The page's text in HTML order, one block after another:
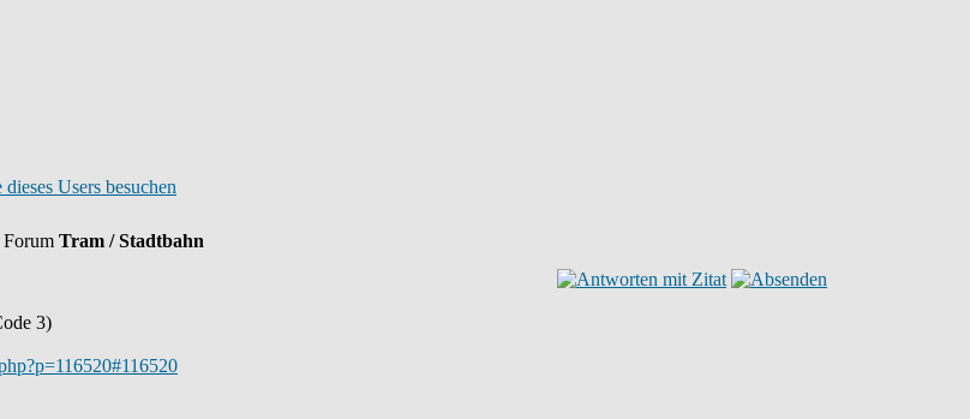
Forum Tram / Stadtbahn
3)